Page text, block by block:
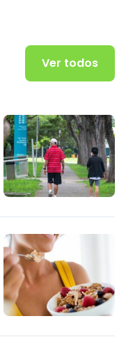
Ver todos